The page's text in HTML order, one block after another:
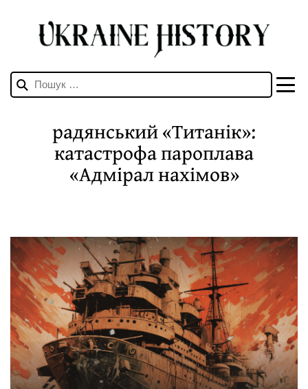
Пошук:
радянський «Титанік»:
катастрофа пароплава
«Адмірал нахімов»